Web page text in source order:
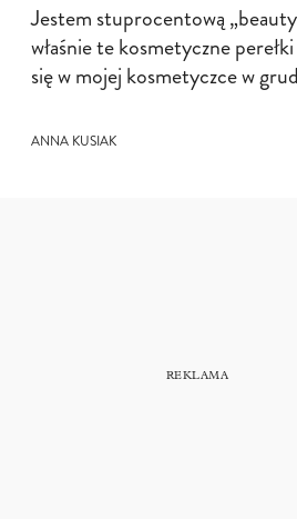
Jestem stuprocentową
właśnie te kosmetyczne
się w mojej kosmetyczce w
ANNA KUSIAK